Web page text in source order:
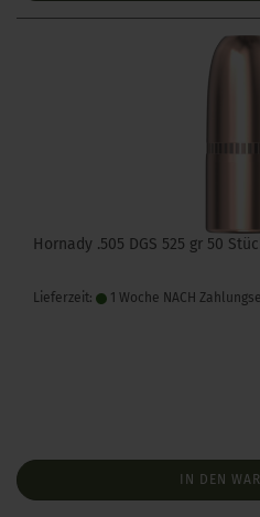
Hornady .505 DGS 525 gr 50
Lieferzeit: 1 Woche NACH
IN DEN